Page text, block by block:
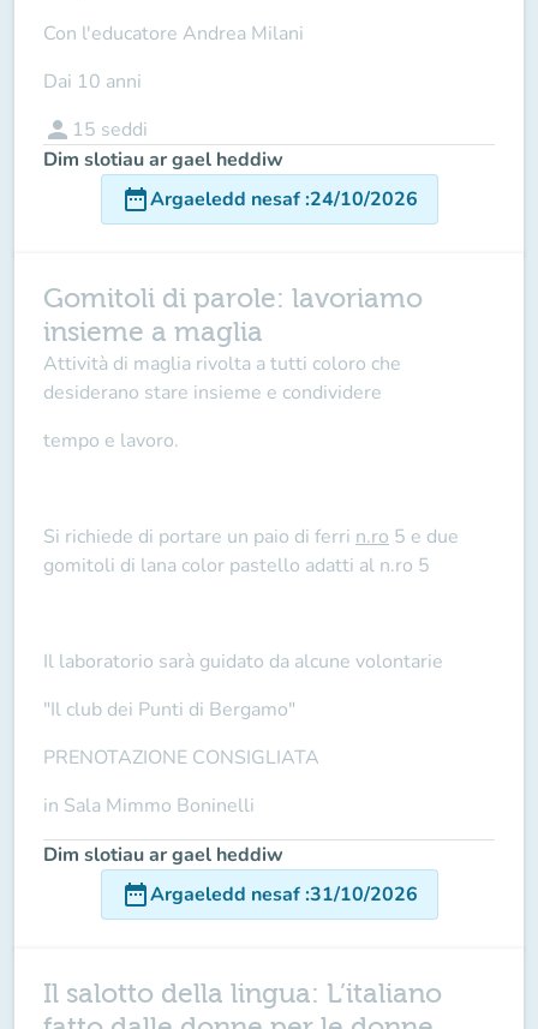
Con l'educatore Andrea Milani
Dai 10 anni
person 15 seddi
Dim slotiau ar gael heddiw
date_rangeArgaeledd nesaf:24/10/2026
Gomitoli di parole: lavoriamo
insieme a maglia
Attività di maglia rivolta a tutti coloro che
desiderano stare insieme e condividere
tempo e lavoro.
Si richiede di portare un paio di ferri n.ro 5 e due
gomitoli di lana color pastello adatti al n.ro 5
Il laboratorio sarà guidato da alcune volontarie
"Il club dei Punti di Bergamo"
PRENOTAZIONE CONSIGLIATA
in Sala Mimmo Boninelli
Dim slotiau ar gael heddiw
date_rangeArgaeledd nesaf:31/10/2026
Il salotto della lingua: L’italiano